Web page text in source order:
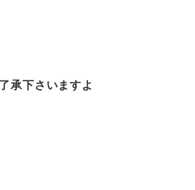
承下さいますよ